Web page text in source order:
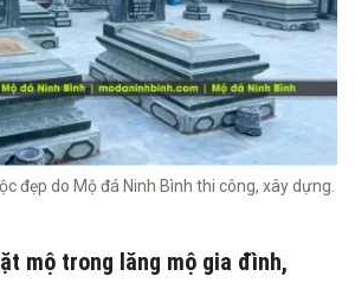
đẹp do Mộ đá Ninh Bình thi công, xây dựng.
mộ trong lăng mộ gia đình,